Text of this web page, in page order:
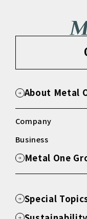
About Metal
Company
Business
Metal One
Special